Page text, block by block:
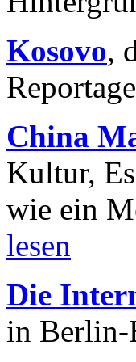
Kosovo,
China
Kultur,
wie ein
lesen
Die
in Berlin-